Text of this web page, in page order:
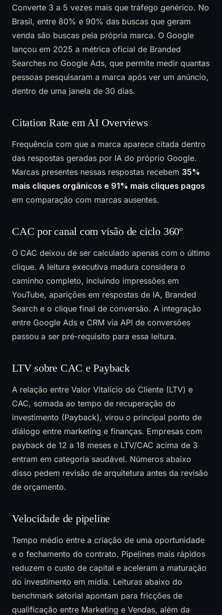
Converte 3 a 5 vezes mais que tráfego genérico. No
Brasil, entre 80% e 90% das buscas que geram
venda são buscas pela própria marca. O Google
lançou em 2025 a métrica oficial de Branded
Searches no Google Ads, que permite medir quantas
pessoas pesquisaram a marca após ver um anúncio,
dentro de uma janela de 30 dias.
Citation Rate em AI Overviews
Frequência com que a marca aparece citada dentro
das respostas geradas por IA do próprio Google.
Marcas presentes nessas respostas recebem 35%
mais cliques orgânicos e 91% mais cliques pagos
em comparação com marcas ausentes.
CAC por canal com visão de ciclo 360º
O CAC deixou de ser calculado apenas com o último
clique. A leitura executiva madura considera o
caminho completo, incluindo impressões em
YouTube, aparições em respostas de IA, Branded
Search e o clique final de conversão. A integração
entre Google Ads e CRM via API de conversões
passou a ser pré-requisito para essa leitura.
LTV sobre CAC e Payback
A relação entre Valor Vitalício do Cliente (LTV) e
CAC, somada ao tempo de recuperação do
investimento (Payback), virou o principal ponto de
diálogo entre marketing e finanças. Empresas com
payback de 12 a 18 meses e LTV/CAC acima de 3
entram em categoria saudável. Números abaixo
disso pedem revisão de arquitetura antes da revisão
de orçamento.
Velocidade de pipeline
Tempo médio entre a criação de uma oportunidade
e o fechamento do contrato. Pipelines mais rápidos
reduzem o custo de capital e aceleram a maturação
do investimento em mídia. Leituras abaixo do
benchmark setorial apontam para fricções de
qualificação entre Marketing e Vendas, além da